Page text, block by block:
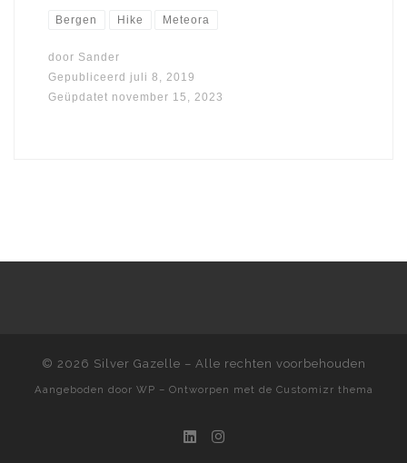
Bergen Hike Meteora
door Sander
Gepubliceerd juli 8, 2019
Geüpdatet november 15, 2023
© 2026 Silver Gazelle – Alle rechten voorbehouden
Aangeboden door WP – Ontworpen met de Customizr thema